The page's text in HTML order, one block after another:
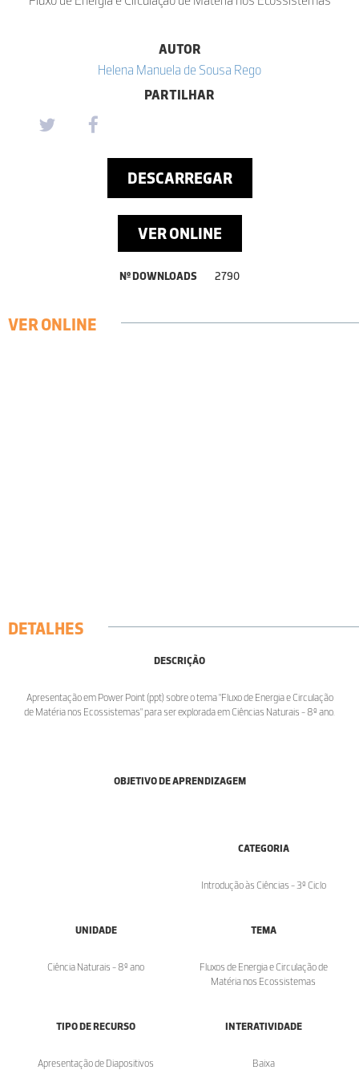
AUTOR
Helena Manuela de Sousa Rego
PARTILHAR
DESCARREGAR
VER ONLINE
Nº DOWNLOADS 2790
VER ONLINE
DETALHES
DESCRIÇÃO
Apresentação em Power Point (ppt) sobre o tema "Fluxo de Energia e Circulação
de Matéria nos Ecossistemas" para ser explorada em Ciências Naturais - 8º ano.
OBJETIVO DE APRENDIZAGEM
CATEGORIA
Introdução às Ciências - 3º Ciclo
UNIDADE
Ciência Naturais - 8º ano
TEMA
Fluxos de Energia e Circulação de
Matéria nos Ecossistemas
TIPO DE RECURSO
Apresentação de Diapositivos
INTERATIVIDADE
Baixa